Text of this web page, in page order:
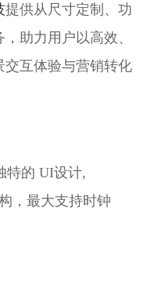
提供从尺寸定制、功
助力用户以高效、
交互体验与营销转化
特的 UI设计,
，最大支持时钟